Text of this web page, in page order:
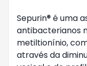
Sepurin® é uma
antibacterianos
metiltionínio,
através da